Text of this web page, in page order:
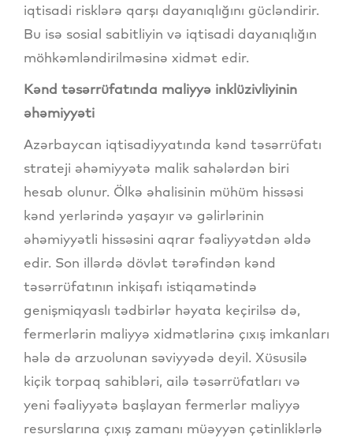
iqtisadi risklərə qarşı dayanıqlığını gücləndirir.
Bu isə sosial sabitliyin və iqtisadi dayanıqlığın
möhkəmləndirilməsinə xidmət edir.
Kənd təsərrüfatında maliyyə inklüzivliyinin
əhəmiyyəti
Azərbaycan iqtisadiyyatında kənd təsərrüfatı
strateji əhəmiyyətə malik sahələrdən biri
hesab olunur. Ölkə əhalisinin mühüm hissəsi
kənd yerlərində yaşayır və gəlirlərinin
əhəmiyyətli hissəsini aqrar fəaliyyətdən əldə
edir. Son illərdə dövlət tərəfindən kənd
təsərrüfatının inkişafı istiqamətində
genişmiqyaslı tədbirlər həyata keçirilsə də,
fermerlərin maliyyə xidmətlərinə çıxış imkanları
hələ də arzuolunan səviyyədə deyil. Xüsusilə
kiçik torpaq sahibləri, ailə təsərrüfatları və
yeni fəaliyyətə başlayan fermerlər maliyyə
resurslarına çıxış zamanı müəyyən çətinliklərlə